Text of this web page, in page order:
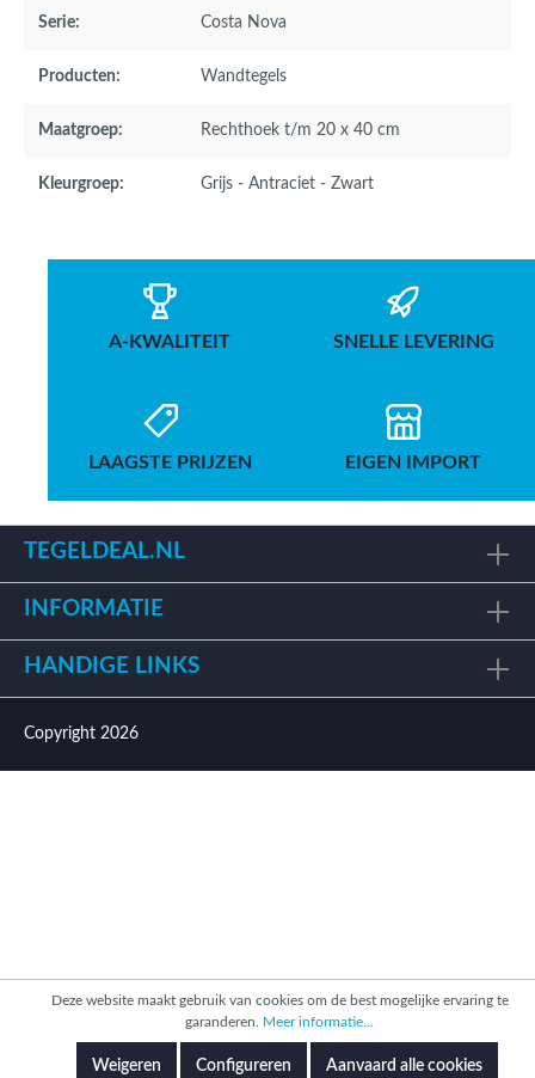
Serie: Costa Nova
Producten: Wandtegels
Maatgroep: Rechthoek t/m 20 x 40 cm
Kleurgroep: Grijs - Antraciet - Zwart
A-KWALITEIT SNELLE LEVERING
LAAGSTE PRIJZEN EIGEN IMPORT
TEGELDEAL.NL
INFORMATIE
HANDIGE LINKS
Copyright 2026
Deze website maakt gebruik van cookies om de best mogelijke ervaring te
garanderen. Meer informatie...
Weigeren Configureren Aanvaard alle cookies